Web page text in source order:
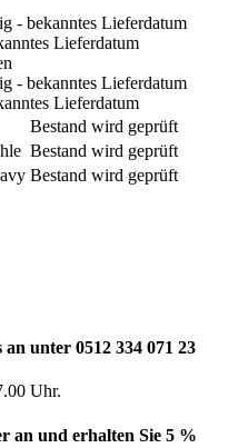
- bekanntes Lieferdatum
Lieferdatum
- bekanntes Lieferdatum
Lieferdatum
Bestand wird geprüft
Bestand wird geprüft
Bestand wird geprüft
unter 0512 334 071 23
Uhr.
an und erhalten Sie 5 %